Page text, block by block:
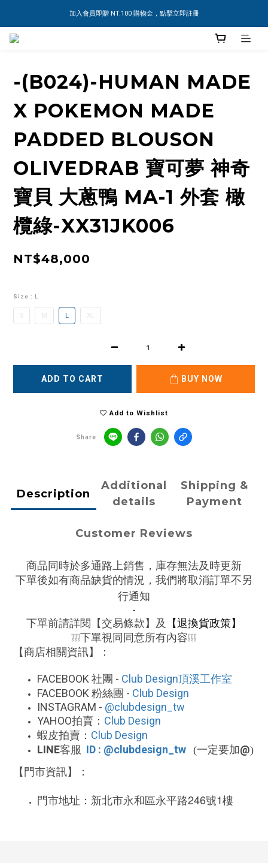
加入會員即贈 NT.100 購物金，點擊立即註冊
-(B024)-HUMAN MADE
X POKEMON MADE
PADDED BLOUSON
OLIVEDRAB 寶可夢 神奇
寶貝 大蔥鴨 MA-1 外套 橄
欖綠-XX31JK006
NT$48,000
Size : L
S M L XL
ADD TO CART BUY NOW
Add to Wishlist
Share
Description
Additional
details
Shipping &
Payment
Customer Reviews
商品同時於多通路上銷售，庫存無法及時更新
下單後如有商品缺貨的情況，我們將取消訂單不另
行通知
-
下單前請詳閱【交易條款】及
【退換貨政策】
❕❕❕下單視同同意所有內容❕❕❕
【商店相關資訊】：
FACEBOOK 社團 - Club Design頂溪工作室
FACEBOOK 粉絲團 - Club Design
INSTAGRAM - @clubdesign_tw
YAHOO拍賣： Club Design
蝦皮拍賣： Club Design
LINE客服 ID : @clubdesign_tw (一定要加@)
【門市資訊】：
門市地址：新北市永和區永平路246號1樓